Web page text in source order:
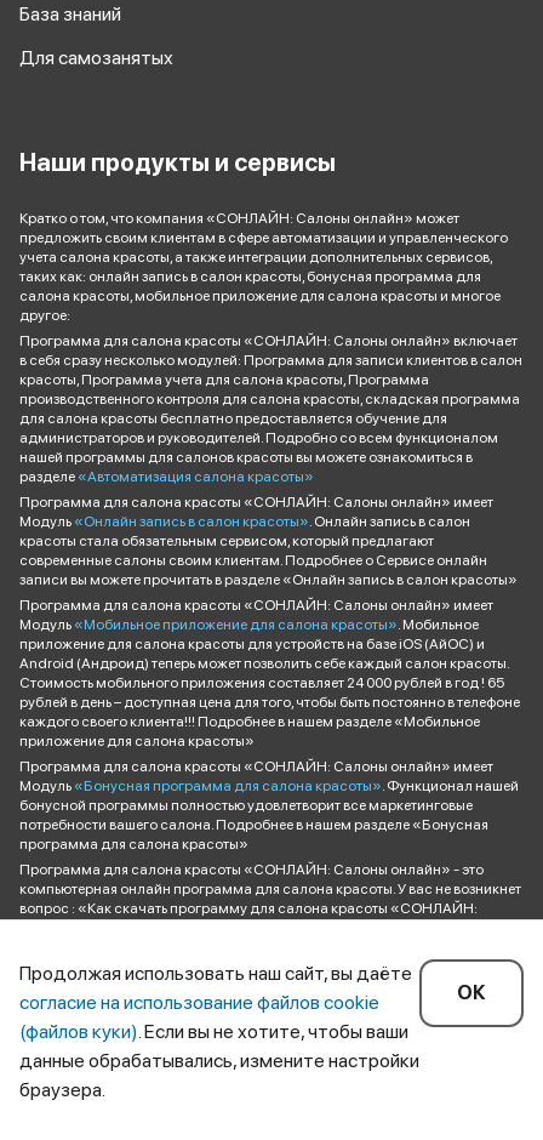
База знаний
Для самозанятых
Наши продукты и сервисы
Кратко о том, что компания «СОНЛАЙН: Салоны онлайн» может
предложить своим клиентам в сфере автоматизации и управленческого
учета салона красоты, а также интеграции дополнительных сервисов,
таких как: онлайн запись в салон красоты, бонусная программа для
салона красоты, мобильное приложение для салона красоты и многое
другое:
Программа для салона красоты «СОНЛАЙН: Салоны онлайн» включает
в себя сразу несколько модулей: Программа для записи клиентов в салон
красоты, Программа учета для салона красоты, Программа
производственного контроля для салона красоты, складская программа
для салона красоты бесплатно предоставляется обучение для
администраторов и руководителей. Подробно со всем функционалом
нашей программы для салонов красоты вы можете ознакомиться в
разделе «Автоматизация салона красоты»
Программа для салона красоты «СОНЛАЙН: Салоны онлайн» имеет
Модуль «Онлайн запись в салон красоты». Онлайн запись в салон
красоты стала обязательным сервисом, который предлагают
современные салоны своим клиентам. Подробнее о Сервисе онлайн
записи вы можете прочитать в разделе «Онлайн запись в салон красоты»
Программа для салона красоты «СОНЛАЙН: Салоны онлайн» имеет
Модуль «Мобильное приложение для салона красоты». Мобильное
приложение для салона красоты для устройств на базе iOS (АйОС) и
Android (Андроид) теперь может позволить себе каждый салон красоты.
Стоимость мобильного приложения составляет 24 000 рублей в год ! 65
рублей в день – доступная цена для того, чтобы быть постоянно в телефоне
каждого своего клиента!!! Подробнее в нашем разделе «Мобильное
приложение для салона красоты»
Программа для салона красоты «СОНЛАЙН: Салоны онлайн» имеет
Модуль «Бонусная программа для салона красоты». Функционал нашей
бонусной программы полностью удовлетворит все маркетинговые
потребности вашего салона. Подробнее в нашем разделе «Бонусная
программа для салона красоты»
Программа для салона красоты «СОНЛАЙН: Салоны онлайн» - это
компьютерная онлайн программа для салона красоты. У вас не возникнет
вопрос : «Как скачать программу для салона красоты «СОНЛАЙН:
сотрудника. Ознакомиться с ценами и купить программу для салона
красоты «СОНЛАЙН: Салоны онлайн» вы можете в разделе
«Цены»
Если бы кто-то решил составить «Рейтинг программ для салона красоты»
мы надеемся, что максимальный набор функционала и дополнительных
сервисов позволили бы нам занять достойное место в списке «Лучшие
программы для салона красоты».
Продолжая использовать наш сайт, вы даёте
согласие на использование файлов cookie
(файлов куки). Если вы не хотите, чтобы ваши
данные обрабатывались, измените настройки
браузера.
ОК